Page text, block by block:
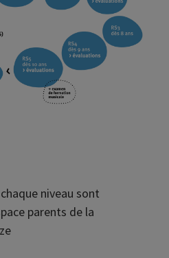
niveau sont
parents de la